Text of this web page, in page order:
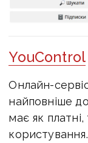
YouControl
Онлайн-
найповніше
має як платні,